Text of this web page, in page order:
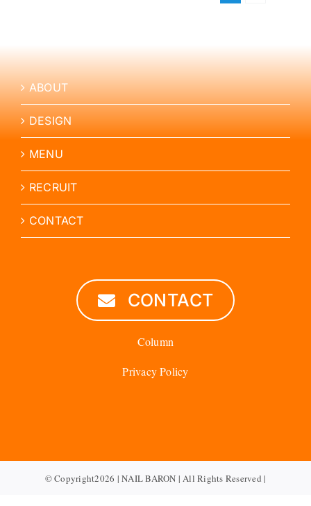
ABOUT
DESIGN
MENU
RECRUIT
CONTACT
CONTACT
Column
Privacy Policy
© Copyright2026 | NAIL BARON | All Rights Reserved |